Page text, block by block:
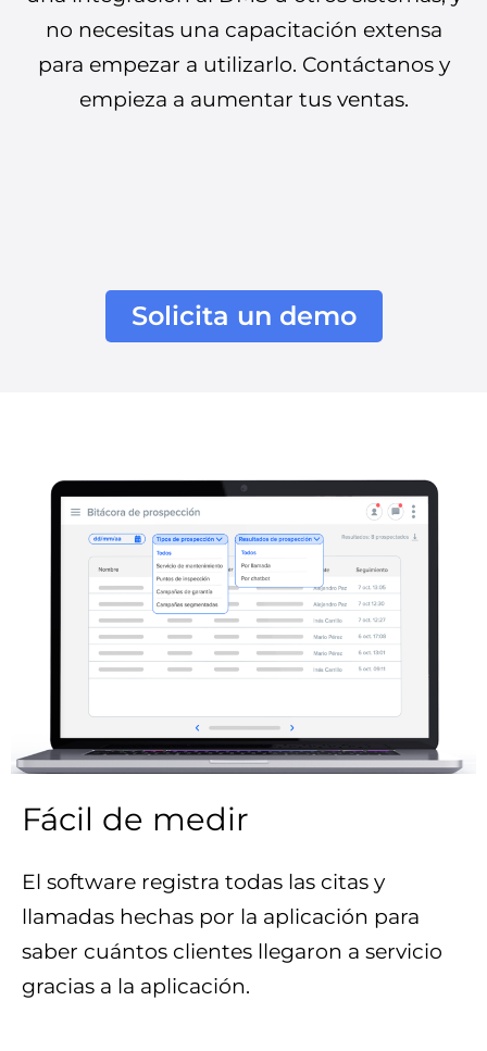
no necesitas una capacitación extensa
para empezar a utilizarlo. Contáctanos y
empieza a aumentar tus ventas.
Solicita un demo
Fácil de medir
El software registra todas las citas y
llamadas hechas por la aplicación para
saber cuántos clientes llegaron a servicio
gracias a la aplicación.